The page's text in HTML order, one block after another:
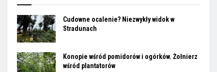
Cudowne ocalenie? Niezwykły widok w
Stradunach
Konopie wśród pomidorów i ogórków. Żołnierz
wśród plantatorów